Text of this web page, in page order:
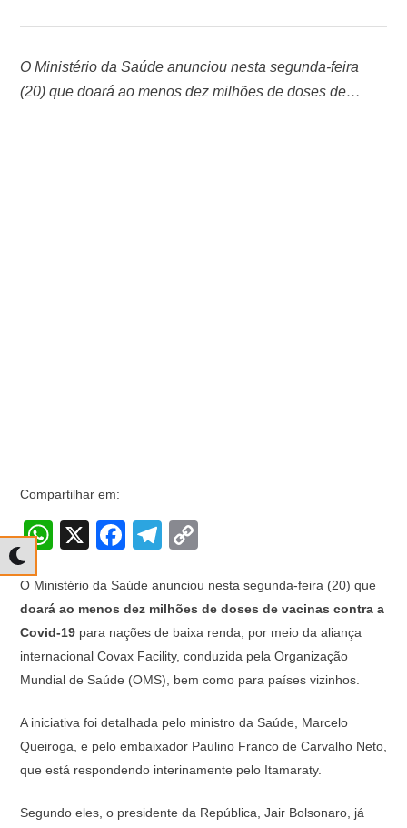
O Ministério da Saúde anunciou nesta segunda-feira
(20) que doará ao menos dez milhões de doses de
Compartilhar em:
W
at
s
A
p
p
X
F
c
e
b
o
o
k
T
e
gr
a
m
p
y
Li
n
k
O Ministério da Saúde anunciou nesta segunda-feira (20) que
doará ao menos dez milhões de doses de vacinas contra a
Covid-19 para nações de baixa renda, por meio da aliança
internacional Covax Facility, conduzida pela Organização
Mundial de Saúde (OMS), bem como para países vizinhos.
A iniciativa foi detalhada pelo ministro da Saúde, Marcelo
Queiroga, e pelo embaixador Paulino Franco de Carvalho Neto,
que está respondendo interinamente pelo Itamaraty.
Segundo eles, o presidente da República, Jair Bolsonaro, já